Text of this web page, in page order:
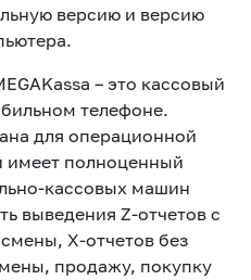
Доставка SIM
и
MegaKassa
версию и версию
– это кассовый
телефоне.
для операционной
имеет полноценный
кассовых машин
выведения Z-отчетов с
X-отчетов без
продажу, покупку